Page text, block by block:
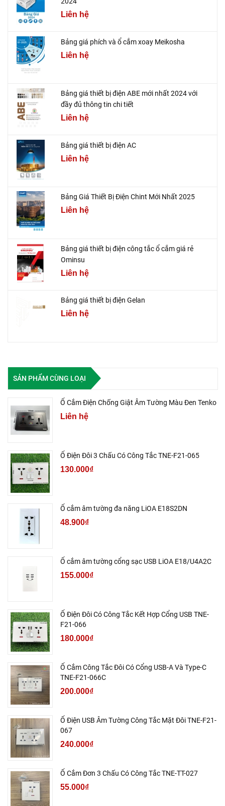
Liên hệ
Bảng giá phích và ổ cắm xoay Meikosha
Liên hệ
Bảng giá thiết bị điện ABE mới nhất 2024 với
đầy đủ thông tin chi tiết
Liên hệ
Bảng giá thiết bị điện AC
Liên hệ
Bảng Giá Thiết Bị Điện Chint Mới Nhất 2025
Liên hệ
Bảng giá thiết bị điện công tắc ổ cắm giá rẻ
Ominsu
Liên hệ
Bảng giá thiết bị điện Gelan
Liên hệ
SẢN PHẨM CÙNG LOẠI
Ổ Cắm Điện Chống Giật Âm Tường Màu Đen Tenko
Liên hệ
Ổ Điện Đôi 3 Chấu Có Công Tắc TNE-F21-065
130.000₫
Ổ cắm âm tường đa năng LiOA E18S2DN
48.900₫
Ổ cắm âm tường cổng sạc USB LiOA E18/U4A2C
155.000₫
Ổ Điện Đôi Có Công Tắc Kết Hợp Cổng USB TNE-
F21-066
180.000₫
Ổ Cắm Công Tắc Đôi Có Cổng USB-A Và Type-C
TNE-F21-066C
200.000₫
Ổ Điện USB Âm Tường Công Tắc Mặt Đôi TNE-F21-
067
240.000₫
Ổ Cắm Đơn 3 Chấu Có Công Tắc TNE-TT-027
55.000₫